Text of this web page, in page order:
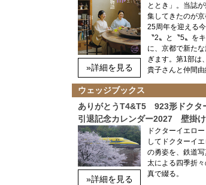
»詳細を見る
ととき」。当誌
集してきたのが京
25周年を迎える今
〝2〟と〝5〟を
に、京都で新た
ぎます。第1部は
貴子さんと仲間
ウェッジブックス
ありがとうT4&T5 923形ドクタ
引退記念カレンダー2027 壁掛
»詳細を見る
ドクターイエロ
してドクターイエ
の勇姿を、鉄道
太による四季折
真で綴る。